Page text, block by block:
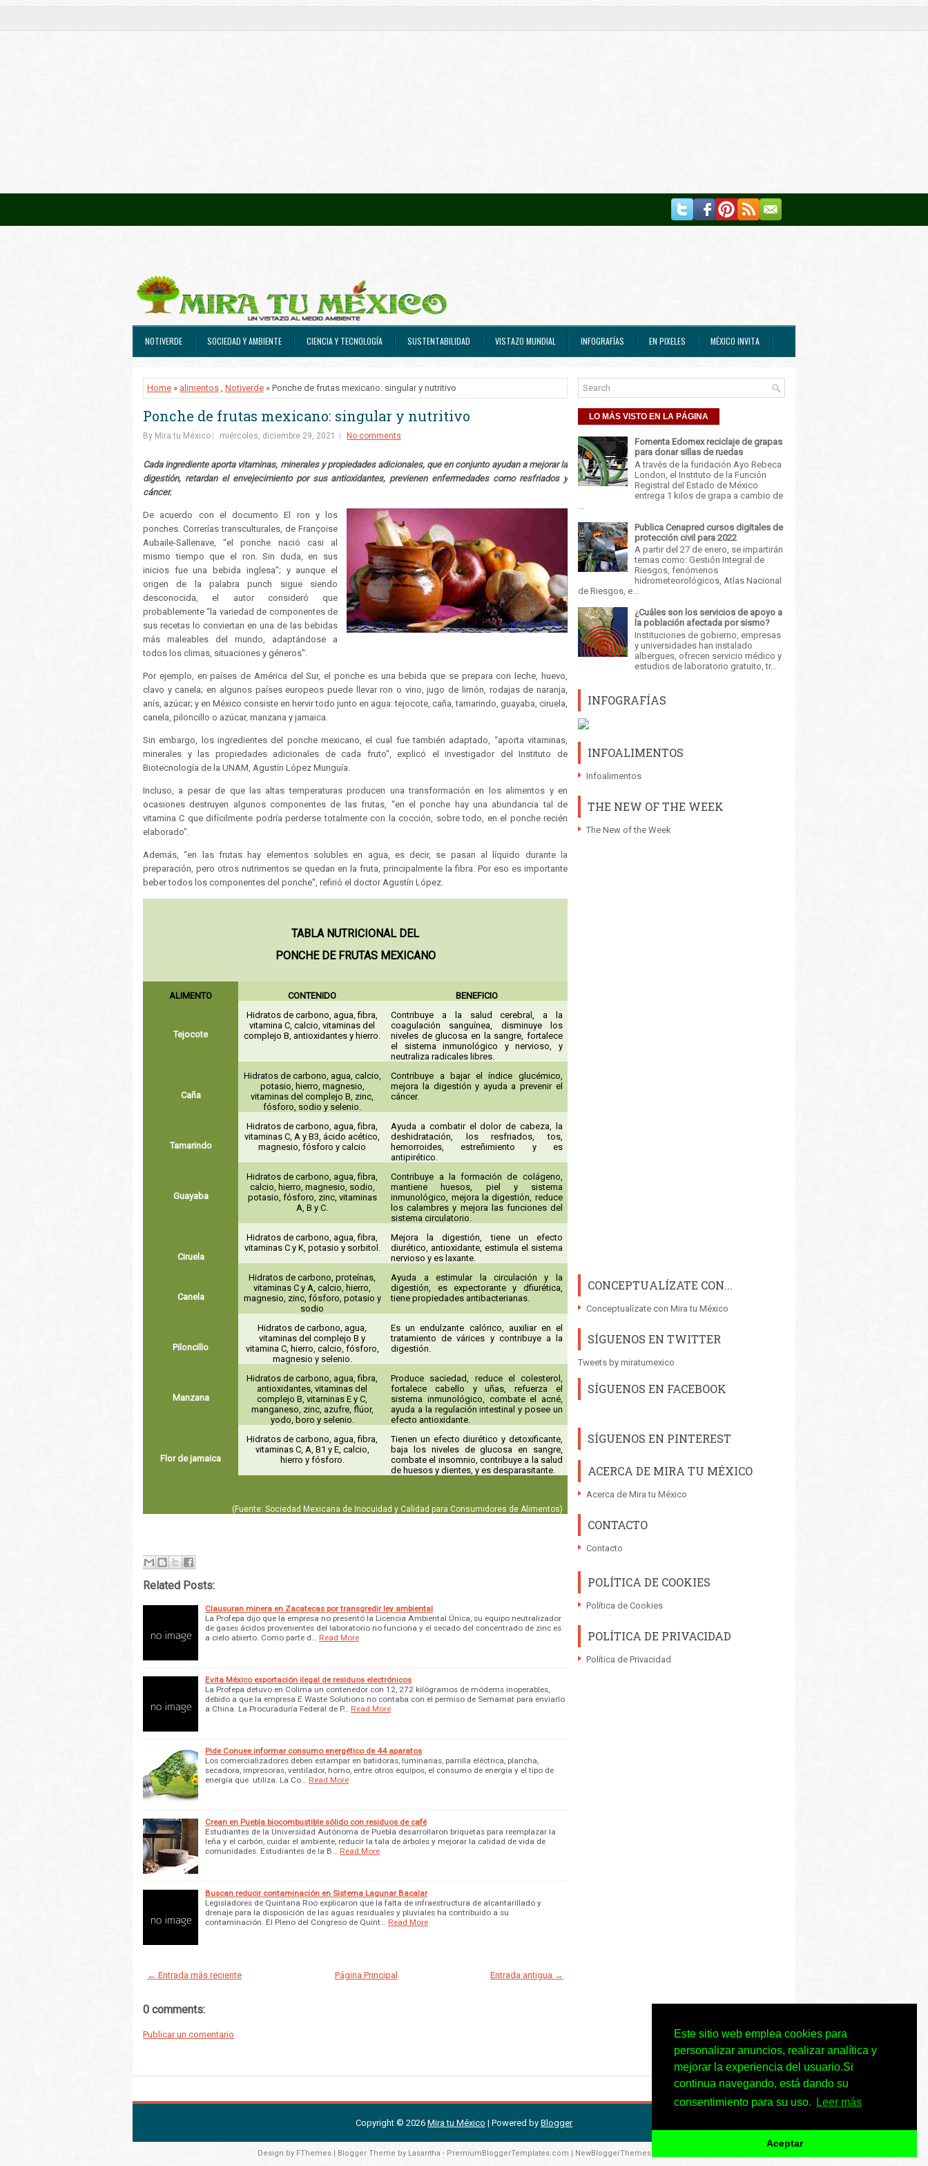
Este sitio web emplea cookies para
personalizar anuncios, realizar analítica y
mejorar la experiencia del usuario.Si
continua navegando, está dando su
consentimiento para su uso.
Leer más
Aceptar
NOTIVERDE SOCIEDAD Y AMBIENTE CIENCIA Y TECNOLOGÍA SUSTENTABILIDAD VISTAZO MUNDIAL INFOGRAFÍAS EN PIXELES MÉXICO INVITA
Home » alimentos , Notiverde » Ponche de frutas mexicano: singular y nutritivo
Ponche de frutas mexicano: singular y nutritivo
By Mira tu México miércoles, diciembre 29, 2021 No comments
Cada ingrediente aporta vitaminas, minerales y propiedades adicionales, que en conjunto ayudan a mejorar la
digestión, retardan el envejecimiento por sus antioxidantes, previenen enfermedades como resfriados y
cáncer.
De acuerdo con el documento El ron y los
ponches. Correrías transculturales, de Françoise
Aubaile-Sallenave, “el ponche nació casi al
mismo tiempo que el ron. Sin duda, en sus
inicios fue una bebida inglesa"; y aunque el
origen de la palabra punch sigue siendo
desconocida, el autor consideró que
probablemente “la variedad de componentes de
sus recetas lo conviertan en una de las bebidas
más maleables del mundo, adaptándose a
todos los climas, situaciones y géneros".
Por ejemplo, en países de América del Sur, el ponche es una bebida que se prepara con leche, huevo,
clavo y canela; en algunos países europeos puede llevar ron o vino, jugo de limón, rodajas de naranja,
anís, azúcar; y en México consiste en hervir todo junto en agua: tejocote, caña, tamarindo, guayaba, ciruela,
canela, piloncillo o azúcar, manzana y jamaica.
Sin embargo, los ingredientes del ponche mexicano, el cual fue también adaptado, “aporta vitaminas,
minerales y las propiedades adicionales de cada fruto", explicó el investigador del Instituto de
Biotecnología de la UNAM, Agustín López Munguía.
Incluso, a pesar de que las altas temperaturas producen una transformación en los alimentos y en
ocasiones destruyen algunos componentes de las frutas, “en el ponche hay una abundancia tal de
vitamina C que difícilmente podría perderse totalmente con la cocción, sobre todo, en el ponche recién
elaborado”.
Además, “en las frutas hay elementos solubles en agua, es decir, se pasan al líquido durante la
preparación, pero otros nutrimentos se quedan en la fruta, principalmente la fibra. Por eso es importante
beber todos los componentes del ponche", refirió el doctor Agustín López.
TABLA NUTRICIONAL DEL
PONCHE DE FRUTAS MEXICANO
ALIMENTO CONTENIDO BENEFICIO
Tejocote
Hidratos de carbono, agua, fibra,
vitamina C, calcio, vitaminas del
complejo B, antioxidantes y hierro.
Contribuye a la salud cerebral, a la
coagulación sanguínea, disminuye los
niveles de glucosa en la sangre, fortalece
el sistema inmunológico y nervioso, y
neutraliza radicales libres.
Caña
Hidratos de carbono, agua, calcio,
potasio, hierro, magnesio,
vitaminas del complejo B, zinc,
fósforo, sodio y selenio.
Contribuye a bajar el índice glucémico,
mejora la digestión y ayuda a prevenir el
cáncer.
Tamarindo
Hidratos de carbono, agua, fibra,
vitaminas C, A y B3, ácido acético,
magnesio, fósforo y calcio
Ayuda a combatir el dolor de cabeza, la
deshidratación, los resfriados, tos,
hemorroides, estreñimiento y es
antipirético.
Guayaba
Hidratos de carbono, agua, fibra,
calcio, hierro, magnesio, sodio,
potasio, fósforo, zinc, vitaminas
A, B y C.
Contribuye a la formación de colágeno,
mantiene huesos, piel y sistema
inmunológico, mejora la digestión, reduce
los calambres y mejora las funciones del
sistema circulatorio.
Ciruela
Hidratos de carbono, agua, fibra,
vitaminas C y K, potasio y sorbitol.
Mejora la digestión, tiene un efecto
diurético, antioxidante, estimula el sistema
nervioso y es laxante.
Canela
Hidratos de carbono, proteínas,
vitaminas C y A, calcio, hierro,
magnesio, zinc, fósforo, potasio y
sodio
Ayuda a estimular la circulación y la
digestión, es expectorante y dfiurética,
tiene propiedades antibacterianas.
Piloncillo
Hidratos de carbono, agua,
vitaminas del complejo B y
vitamina C, hierro, calcio, fósforo,
magnesio y selenio.
Es un endulzante calórico, auxiliar en el
tratamiento de várices y contribuye a la
digestión.
Manzana
Hidratos de carbono, agua, fibra,
antioxidantes, vitaminas del
complejo B, vitaminas E y C,
manganeso, zinc, azufre, flúor,
yodo, boro y selenio.
Produce saciedad, reduce el colesterol,
fortalece cabello y uñas, refuerza el
sistema inmunológico, combate el acné,
ayuda a la regulación intestinal y posee un
efecto antioxidante.
Flor de jamaica
Hidratos de carbono, agua, fibra,
vitaminas C, A, B1 y E, calcio,
hierro y fósforo.
Tienen un efecto diurético y detoxificante,
baja los niveles de glucosa en sangre,
combate el insomnio, contribuye a la salud
de huesos y dientes, y es desparasitante.
(Fuente: Sociedad Mexicana de Inocuidad y Calidad para Consumidores de Alimentos)
Related Posts:
Clausuran minera en Zacatecas por transgredir ley ambiental
La Profepa dijo que la empresa no presentó la Licencia Ambiental Única, su equipo neutralizador
de gases ácidos provenientes del laboratorio no funciona y el secado del concentrado de zinc es
a cielo abierto. Como parte d…
Read More
Evita México exportación ilegal de residuos electrónicos
La Profepa detuvo en Colima un contenedor con 12, 272 kilógramos de módems inoperables,
debido a que la empresa E Waste Solutions no contaba con el permiso de Semarnat para enviarlo
a China. La Procuraduría Federal de P…
Read More
Pide Conuee informar consumo energético de 44 aparatos
Los comercializadores deben estampar en batidoras, luminarias, parrilla eléctrica, plancha,
secadora, impresoras, ventilador, horno, entre otros equipos, el consumo de energía y el tipo de
energía que utiliza. La Co…
Read More
Crean en Puebla biocombustible sólido con residuos de café
Estudiantes de la Universidad Autónoma de Puebla desarrollaron briquetas para reemplazar la
leña y el carbón, cuidar el ambiente, reducir la tala de árboles y mejorar la calidad de vida de
comunidades. Estudiantes de la B…
Read More
Buscan reducir contaminación en Sistema Lagunar Bacalar
Legisladores de Quintana Roo explicaron que la falta de infraestructura de alcantarillado y
drenaje para la disposición de las aguas residuales y pluviales ha contribuido a su
contaminación. El Pleno del Congreso de Quint…
Read More
← Entrada más reciente Entrada antigua →
Página Principal
0 comments:
Publicar un comentario
LO MÁS VISTO EN LA PÁGINA
Fomenta Edomex reciclaje de grapas
para donar sillas de ruedas
A través de la fundación Ayo Rebeca
London, el Instituto de la Función
Registral del Estado de México
entrega 1 kilos de grapa a cambio de
Publica Cenapred cursos digitales de
protección civil para 2022
A partir del 27 de enero, se impartirán
temas como: Gestión Integral de
Riesgos, fenómenos
hidrometeorológicos, Atlas Nacional
de Riesgos, e...
¿Cuáles son los servicios de apoyo a
la población afectada por sismo?
Instituciones de gobierno, empresas
y universidades han instalado
albergues, ofrecen servicio médico y
estudios de laboratorio gratuito, tr...
INFOGRAFÍAS
INFOALIMENTOS
Infoalimentos
THE NEW OF THE WEEK
The New of the Week
CONCEPTUALÍZATE CON...
Conceptualízate con Mira tu México
SÍGUENOS EN TWITTER
Tweets by miratumexico
SÍGUENOS EN FACEBOOK
SÍGUENOS EN PINTEREST
ACERCA DE MIRA TU MÉXICO
Acerca de Mira tu México
CONTACTO
Contacto
POLÍTICA DE COOKIES
Política de Cookies
POLÍTICA DE PRIVACIDAD
Política de Privacidad
Copyright © 2026 Mira tu México | Powered by Blogger
Design by FThemes | Blogger Theme by Lasantha - PremiumBloggerTemplates.com | NewBloggerThemes.com